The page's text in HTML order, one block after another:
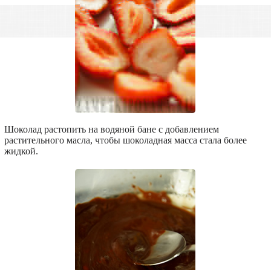
Шоколад растопить на водяной бане с добавлением
растительного масла, чтобы шоколадная масса стала более
жидкой.